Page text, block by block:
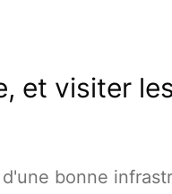
et visiter
bonne